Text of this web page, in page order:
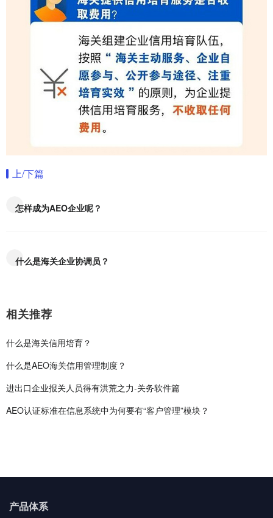
上/下篇
怎样成为AEO企业呢？
什么是海关企业协调员？
相关推荐
什么是海关信用培育？
什么是AEO海关信用管理制度？
进出口企业报关人员得有洪荒之力-关务软件篇
AEO认证标准在信息系统中为何要有“客户管理”模块？
产品体系